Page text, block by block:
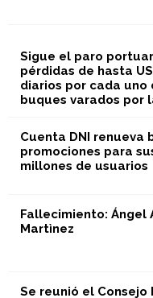
Sigue el paro
pérdidas de hasta
diarios por cada uno
buques varados por
Cuenta DNI renueva
promociones para
millones de usuarios
Fallecimiento: Ángel
Martìnez
Se reunió el Consejo